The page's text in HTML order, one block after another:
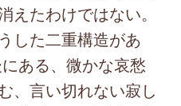
えたわけではない。
した二重構造があ
ある、微かな哀愁
、言い切れない寂し